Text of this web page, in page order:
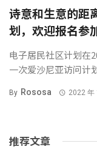
诗意和生意的距
划，欢迎报名参
电子居民社区计划在
一次爱沙尼亚访问计
By Rososa 2022 年
推荐文章